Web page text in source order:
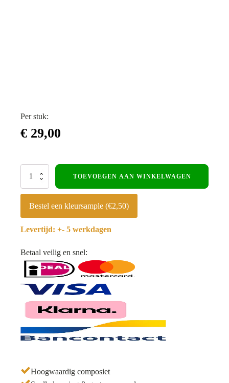
Per stuk:
€ 29,00
Composiet
-
Eiken-
290
19,6cm
aantal
TOEVOEGEN AAN WINKELWAGEN
Bestel een kleursample (€2,50)
Levertijd: +- 5 werkdagen
Betaal veilig en snel:
Hoogwaardig composiet